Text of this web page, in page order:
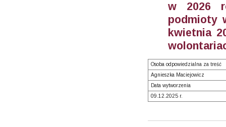
w 2026
podmioty
kwietnia
Osoba odpowiedzialna za treść
Agnieszka Maciejowicz
Data wytworzenia
09.12.2025 r.